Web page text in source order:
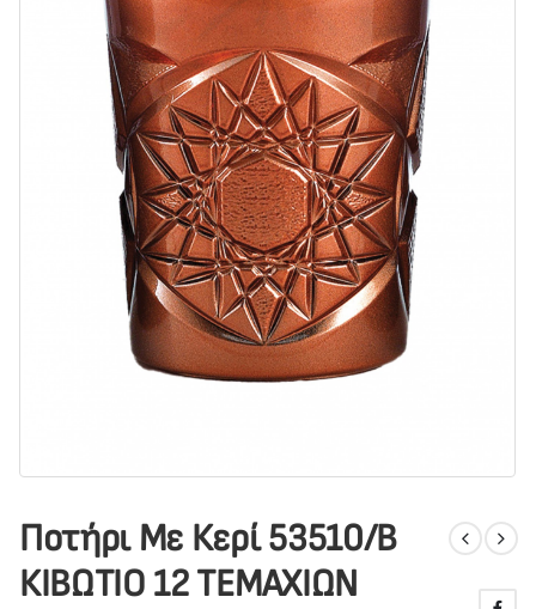
Ποτήρι Με Κερί 53510/Β
ΚΙΒΩΤΙΟ 12 ΤΕΜΑΧΙΩΝ